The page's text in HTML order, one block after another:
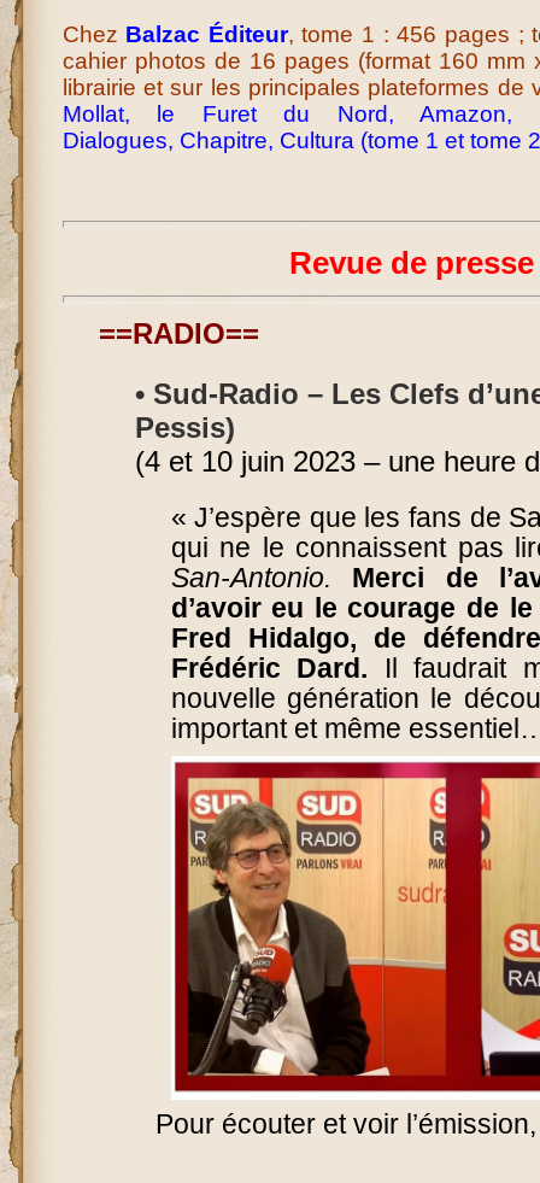
Chez Balzac Éditeur, tome 1 : 456 pages ;
cahier photos de 16 pages (format 160 mm
librairie et sur les principales plateformes
Mollat, le Furet du Nord,Amazon,
Dialogues, Chapitre, Cultura (tome 1 ettome 2
Revue de presse
==RADIO==
• Sud-Radio – Les Clefs
Pessis)
(4 et 10 juin 2023 – une heure
« J’espère que les fans de
qui ne le connaissent pas
San-Antonio. Merci de
d’avoir eu le courage de
Fred Hidalgo, de
Frédéric Dard. Il faudrait
nouvelle génération le
important et même
Pour écouter et voir